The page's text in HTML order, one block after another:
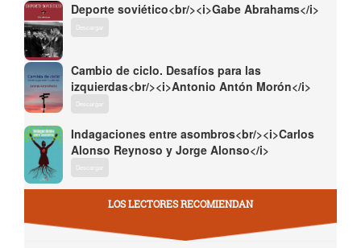
Deporte soviético<br/><i>Gabe Abrahams</i>
Descargar
Cambio de ciclo. Desafíos para las
izquierdas<br/><i>Antonio Antón Morón</i>
Descargar
Indagaciones entre asombros<br/><i>Carlos
Alonso Reynoso y Jorge Alonso</i>
Descargar
LOS LECTORES RECOMIENDAN